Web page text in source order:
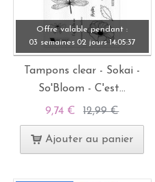
Offre valable pendant :
03 semaines 02 jours 14:05:37
Tampons clear - Sokai -
So'Bloom - C'est...
9,74 € 12,99 €
Ajouter au panier